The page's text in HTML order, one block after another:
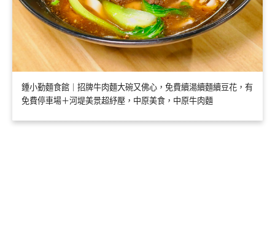
鍾小勤麵食館｜招牌牛肉麵大碗又佛心，免費續湯續麵續豆花，有
免費停車場＋河堤美景超紓壓，中原美食，中原牛肉麵